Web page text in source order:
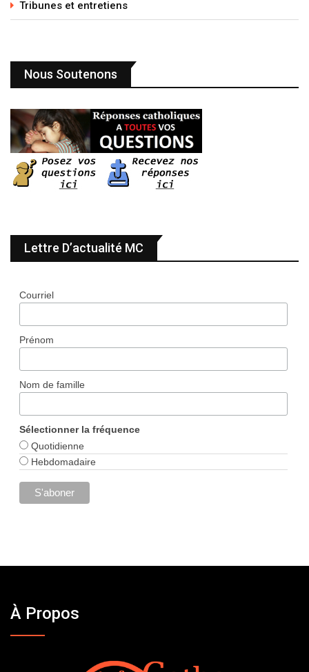
Tribunes et entretiens
Nous Soutenons
Lettre D’actualité MC
Courriel
Prénom
Nom de famille
Sélectionner la fréquence
Quotidienne
Hebdomadaire
À Propos